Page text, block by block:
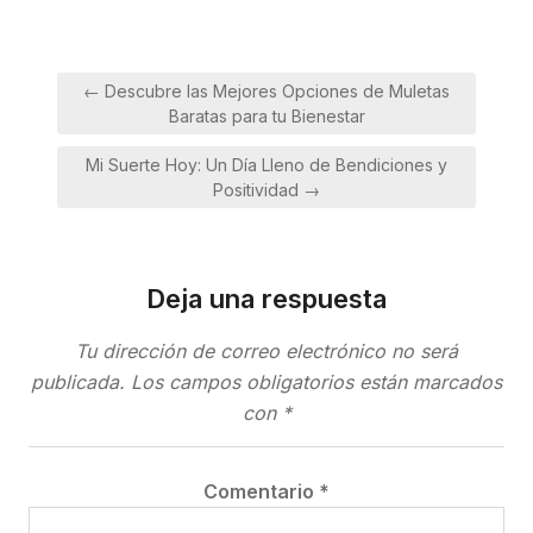
Navegación
← Descubre las Mejores Opciones de Muletas
Baratas para tu Bienestar
Mi Suerte Hoy: Un Día Lleno de Bendiciones y
Positividad →
Deja una respuesta
Tu dirección de correo electrónico no será
publicada. Los campos obligatorios están marcados
con *
Comentario *